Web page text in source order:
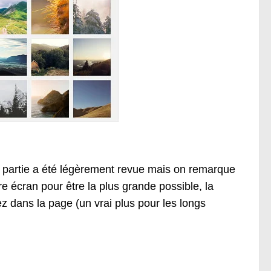
a été légèrement revue mais on remarque
écran pour être la plus grande possible, la
dans la page (un vrai plus pour les longs